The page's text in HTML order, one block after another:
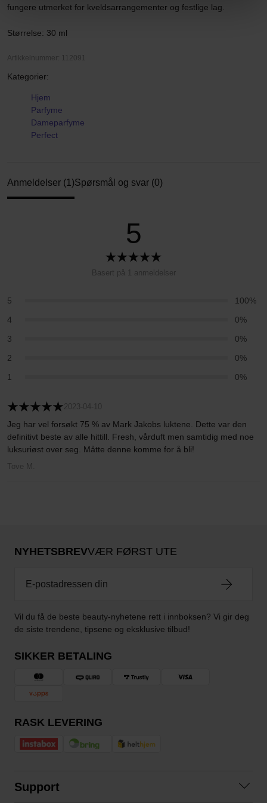
fungere utmerket for kveldsarrangementer og festlige lag.
Størrelse: 30 ml
Artikkelnummer: 112091
Kategorier:
Hjem
Parfyme
Dameparfyme
Perfect
Anmeldelser (1)Spørsmål og svar (0)
5
Basert på 1 anmeldelser
5
100%
4
0%
3
0%
2
0%
1
0%
2023-04-10
Jeg har vel forsøkt 75 % av Mark Jakobs luktene. Dette var den
definitivt beste av alle hittill. Fresh, vårduft men samtidig med noe
luksuriøst over seg. Måtte denne komme for å bli!
Tove M.
NYHETSBREVVÆR FØRST UTE
Vil du få de beste beauty-nyhetene rett i innboksen? Vi gir deg
de siste trendene, tipsene og eksklusive tilbud!
SIKKER BETALING
RASK LEVERING
Support